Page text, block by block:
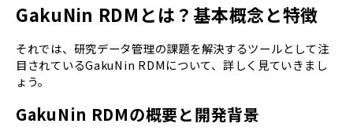
GakuNin RDMとは？基本概念と特徴
それでは、研究データ管理の課題を解決するツールとして注
目されているGakuNin RDMについて、詳しく見ていきまし
ょう。
GakuNin RDMの概要と開発背景